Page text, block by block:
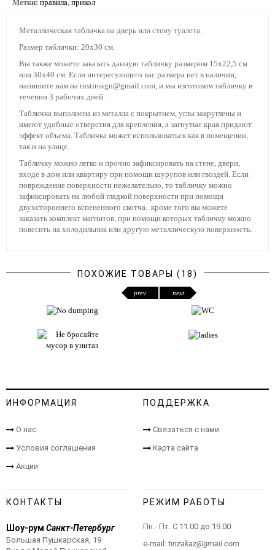
Метки: правила, прикол
Металлическая табличка на дверь или стену туалета.
Размер таблички: 20х30 см.
Вы также можете заказать данную табличку размером 15х22,5 см
или 30х40 см. Если интересующего вас размера нет в наличии,
напишите нам на rustinsign@gmail.com, и мы изготовим табличку в
течении 3 рабочих дней.
Табличка выполнена из металла с покрытием, углы закруглены и
имеют удобные отверстия для крепления, а загнутые края придают
эффект объема. Табличка может использоваться как в помещении,
так и на улице.
Табличку можно легко и прочно зафиксировать на стене, двери,
входе в дом или квартиру при помощи шурупов или гвоздей. Если
повреждение поверхности нежелательно, то табличку можно
зафиксировать на любой гладкой поверхности при помощи
двухстороннего вспененного скотча. кроме того вы можете
заказать комплект магнитов, при помощи которых табличку можно
повесить на холодильник или другую металлическую поверхность.
ПОХОЖИЕ ТОВАРЫ (18)
prev next
ИНФОРМАЦИЯ
О нас
Условия соглашения
Акции
ПОДДЕРЖКА
Связаться с нами
Карта сайта
КОНТАКТЫ
Шоу-рум Санкт-Петербург
Большая Пушкарская, 19
РЕЖИМ РАБОТЫ
Пн.- Пт. С 11.00 до 19.00
e-mail: tinzakaz@gmail.com